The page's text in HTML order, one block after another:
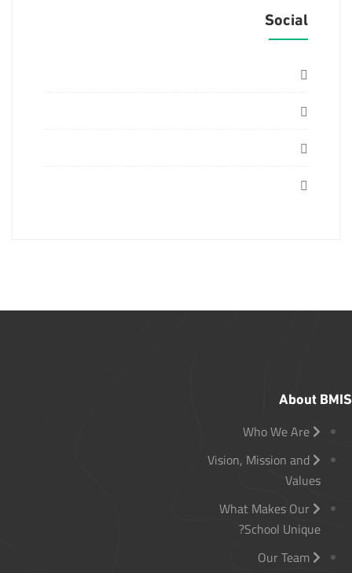
Social
About BMIS
Who We Are
Vision, Mission and
Values
What Makes Our
School Unique?
Our Team